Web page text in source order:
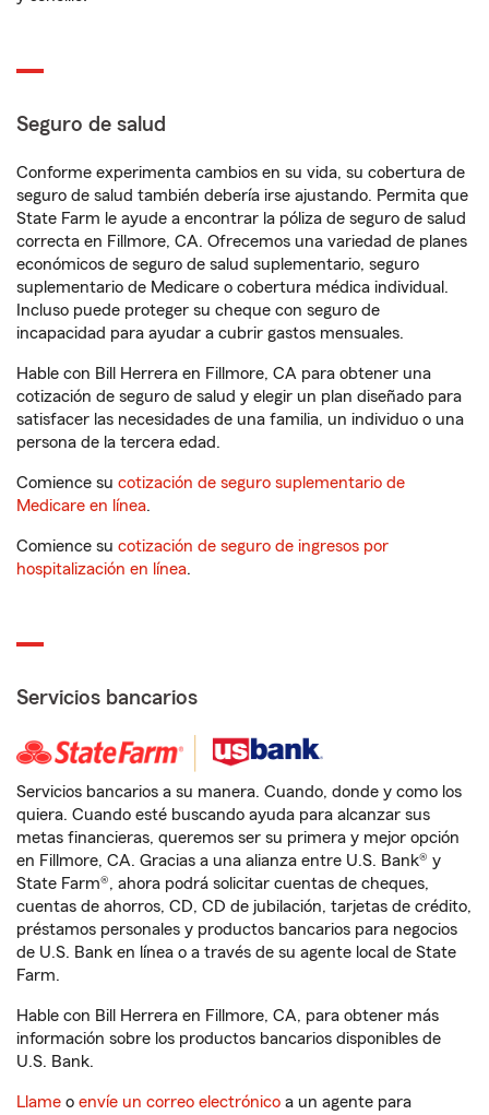
Seguro de salud
Conforme experimenta cambios en su vida, su cobertura de
seguro de salud también debería irse ajustando. Permita que
State Farm le ayude a encontrar la póliza de seguro de salud
correcta en Fillmore, CA. Ofrecemos una variedad de planes
económicos de seguro de salud suplementario, seguro
suplementario de Medicare o cobertura médica individual.
Incluso puede proteger su cheque con seguro de
incapacidad para ayudar a cubrir gastos mensuales.
Hable con Bill Herrera en Fillmore, CA para obtener una
cotización de seguro de salud y elegir un plan diseñado para
satisfacer las necesidades de una familia, un individuo o una
persona de la tercera edad.
Comience su cotización de seguro suplementario de
Medicare en línea.
Comience su cotización de seguro de ingresos por
hospitalización en línea.
Servicios bancarios
Servicios bancarios a su manera. Cuando, donde y como los
quiera. Cuando esté buscando ayuda para alcanzar sus
metas financieras, queremos ser su primera y mejor opción
en Fillmore, CA. Gracias a una alianza entre U.S. Bank® y
State Farm®, ahora podrá solicitar cuentas de cheques,
cuentas de ahorros, CD, CD de jubilación, tarjetas de crédito,
préstamos personales y productos bancarios para negocios
de U.S. Bank en línea o a través de su agente local de State
Farm.
Hable con Bill Herrera en Fillmore, CA, para obtener más
información sobre los productos bancarios disponibles de
U.S. Bank.
Llame o envíe un correo electrónico a un agente para